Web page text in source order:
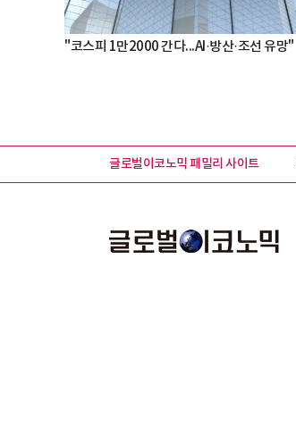
"코스피 1만2000 간다...AI·방산·조선 유망"
글로벌이코노믹 패밀리 사이트